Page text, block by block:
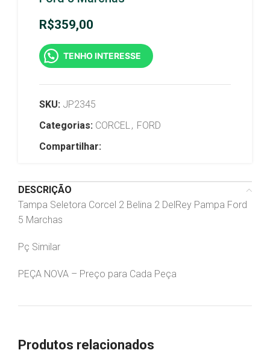
R$359,00
TENHO INTERESSE
SKU: JP2345
Categorias: CORCEL, FORD
Compartilhar:
DESCRIÇÃO
Tampa Seletora Corcel 2 Belina 2 DelRey Pampa Ford
5 Marchas
Pç Similar
PEÇA NOVA – Preço para Cada Peça
Produtos relacionados